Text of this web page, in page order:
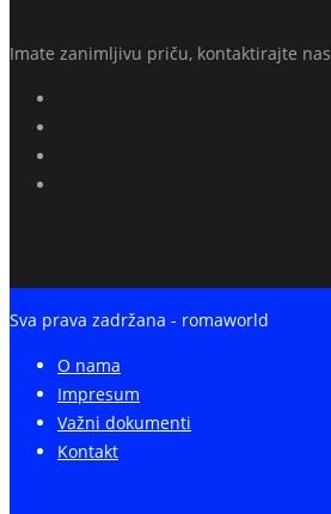
Imate zanimljivu priču, kontaktirajte nas
Sva prava zadržana - romaworld
O nama
Impresum
Važni dokumenti
Kontakt